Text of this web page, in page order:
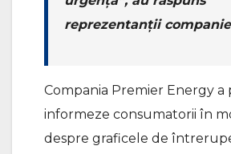
reprezentanții
Compania Premier Energy a
informeze consumatorii în
despre graficele de